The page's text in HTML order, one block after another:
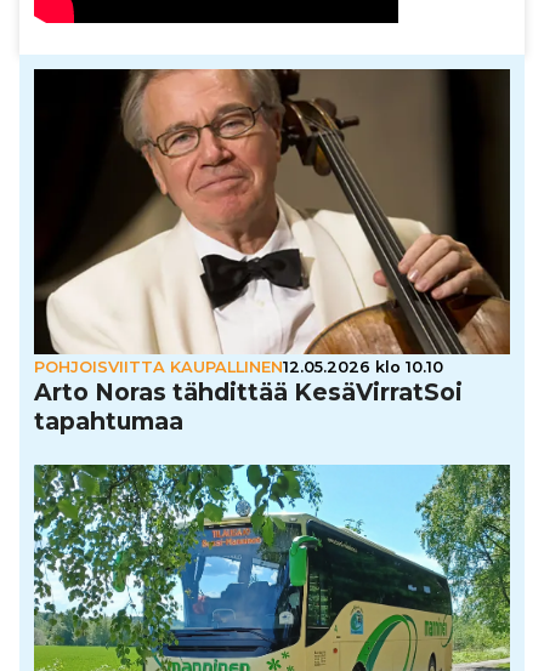
POHJOISVIITTA KAUPALLINEN12.05.2026 klo 10.10
Arto Noras tähdittää Kesä­Vir­rat­Soi
tapah­tu­maa